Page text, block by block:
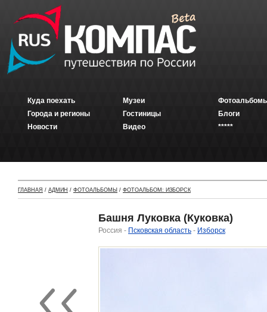
Куда поехать
Города и регионы
Новости
Музеи
Гостиницы
Видео
Блоги
*****
ГЛАВНАЯ / АДМИН / ФОТОАЛЬБОМЫ / ФОТОАЛЬБОМ: ИЗБОРСК
Башня Луковка (Куковка)
Россия - Псковская область - Изборск